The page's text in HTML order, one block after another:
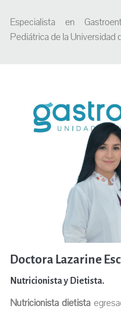
Especialista en
Pediátrica de la Universidad
Doctora Lazarine
Nutricionista y Dietista.
Nutricionista dietista